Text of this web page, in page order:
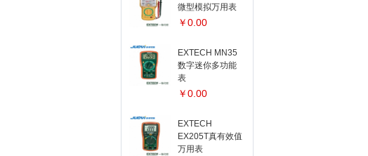
微型模拟万用表
￥0.00
EXTECH MN35
数字迷你多功能
表
￥0.00
EXTECH
EX205T真有效值
万用表